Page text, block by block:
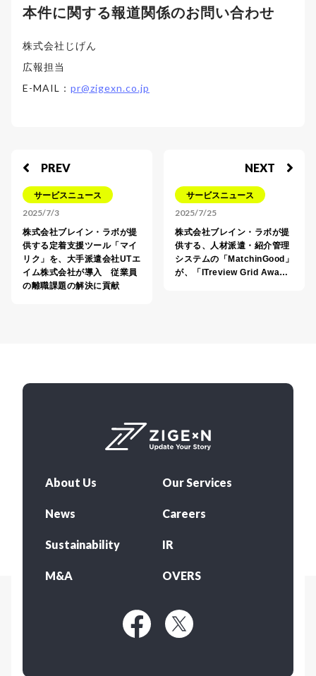
本件に関する報道関係のお問い合わせ
株式会社じげん
広報担当
E-MAIL： pr@zigexn.co.jp
PREV
サービスニュース
2025/7/3
株式会社ブレイン・ラボが提
供する定着支援ツール「マイ
リク」を、大手派遣会社UTエ
イム株式会社が導入 従業員
の離職課題の解決に貢献
NEXT
サービスニュース
2025/7/25
株式会社ブレイン・ラボが提
供する、人材派遣・紹介管理
システムの「MatchinGood」
が、「ITreview Grid Awa…
About Us Our Services
News Careers
Sustainability IR
M&A OVERS